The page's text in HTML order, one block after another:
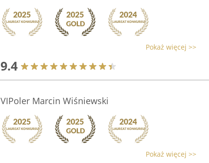
Pokaż więcej >>
9.4
VIPoler Marcin Wiśniewski
Pokaż więcej >>